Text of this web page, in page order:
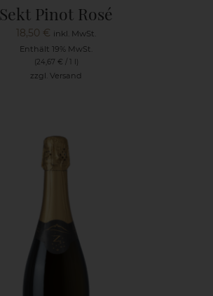
Sekt Pinot Rosé
18,50 € inkl. MwSt.
Enthält 19% MwSt.
(24,67 € / 1 l)
zzgl. Versand